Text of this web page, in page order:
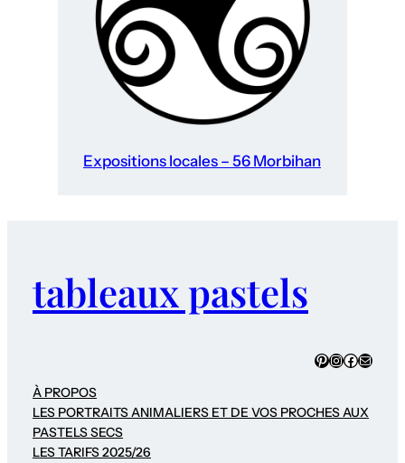
Expositions locales – 56 Morbihan
tableaux pastels
Pinterest
Instagram
E-mail
À PROPOS
LES PORTRAITS ANIMALIERS ET DE VOS PROCHES AUX
PASTELS SECS
LES TARIFS 2025/26